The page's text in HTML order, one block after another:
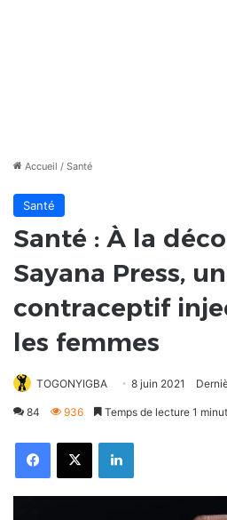
Accueil / Santé
Santé
Santé : À la
Sayana Press, un
contraceptif
les femmes
TOGONYIGBA 8 juin 2021
84 936 Temps de lecture 1
FacebookX Linkedin